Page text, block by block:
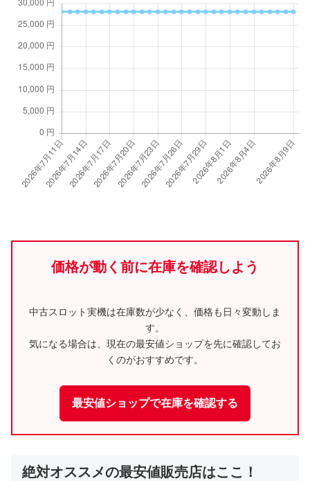
価格が動く前に在庫を確認しよう
中古スロット実機は在庫数が少なく、価格も日々変動しま
す。
気になる場合は、現在の最安値ショップを先に確認してお
くのがおすすめです。
最安値ショップで在庫を確認する
絶対オススメの最安値販売店はここ！